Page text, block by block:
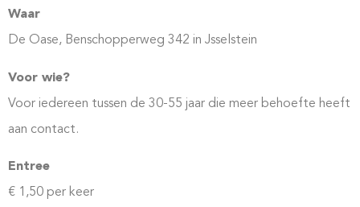
Waar
De Oase, Benschopperweg 342 in Jsselstein
Voor wie?
Voor iedereen tussen de 30-55 jaar die meer behoefte heeft
aan contact.
Entree
€ 1,50 per keer